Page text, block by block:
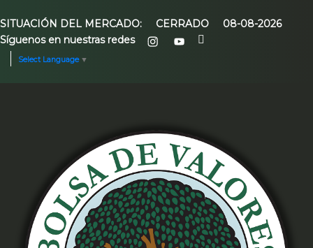
SITUACIÓN DEL MERCADO: CERRADO
08-08-2026
Síguenos en nuestras redes
Select Language ▼